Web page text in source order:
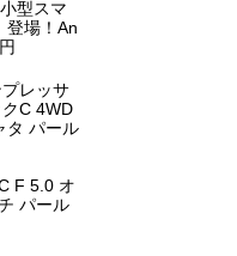
型スマ
登場！An
レッサ
C 4WD
タ パール
F 5.0 オ
パール